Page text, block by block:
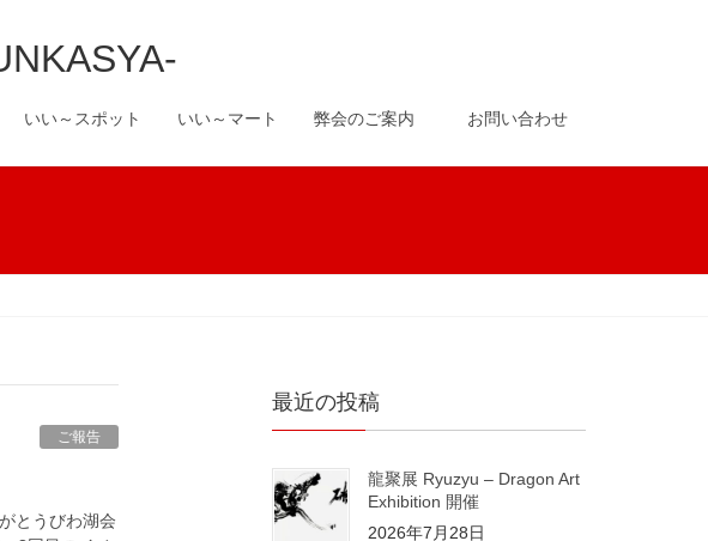
いい～スポット いい～マート 弊会のご案内 お問い合わせ
ご報告
とうびわ湖会
最近の投稿
龍聚展 Ryuzyu – Dragon Art
Exhibition 開催
2026年7月28日